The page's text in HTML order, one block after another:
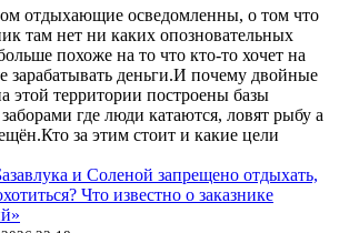
отдыхающие осведомленны, о том что
там нет ни каких опозновательных
похоже на то что кто-то хочет на
зарабатывать деньги.И почему двойные
этой территории построены базы
где люди катаются, ловят рыбу а
за этим стоит и какие цели
и Соленой запрещено отдыхать,
Что известно о заказнике